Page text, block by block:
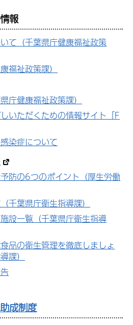
報
て（千葉県庁健康福祉政策
福祉政策課）
庁健康福祉政策課）
いただくための情報サイト「F
染症について
防の6つのポイント（厚生労働
千葉県庁衛生指導課）
設一覧（千葉県庁衛生指導
品の衛生管理を徹底しましょ
課）
成制度